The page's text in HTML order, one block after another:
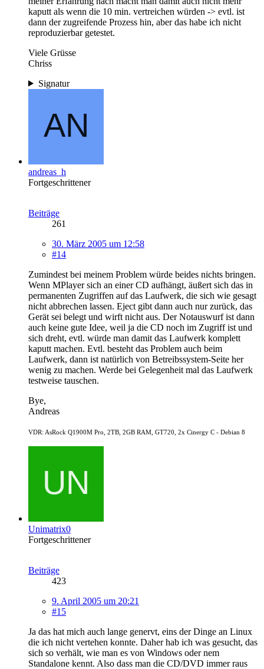
kaputt als wenn die 10 min. vertreichen würden -> evtl. ist
dann der zugreifende Prozess hin, aber das habe ich nicht
reproduzierbar getestet.
Viele Grüsse
Chriss
Signatur
andreas_h
Fortgeschrittener
Beiträge
261
30. März 2005 um 12:58
#14
Zumindest bei meinem Problem würde beides nichts bringen.
Wenn MPlayer sich an einer CD aufhängt, äußert sich das in
permanenten Zugriffen auf das Laufwerk, die sich wie gesagt
nicht abbrechen lassen. Eject gibt dann auch nur zurück, das
Gerät sei belegt und wirft nicht aus. Der Notauswurf ist dann
auch keine gute Idee, weil ja die CD noch im Zugriff ist und
sich dreht, evtl. würde man damit das Laufwerk komplett
kaputt machen. Evtl. besteht das Problem auch beim
Laufwerk, dann ist natürlich von Betreibssystem-Seite her
wenig zu machen. Werde bei Gelegenheit mal das Laufwerk
testweise tauschen.
Bye,
Andreas
VDR: AsRock Q1900M Pro, 2TB, 2GB RAM, GT720, 2x Cinergy C - Debian 8
Unimatrix0
Fortgeschrittener
Beiträge
423
9. April 2005 um 20:21
#15
Ja das hat mich auch lange genervt, eins der Dinge an Linux
die ich nicht vertehen konnte. Daher hab ich was gesucht, das
sich so verhält, wie man es von Windows oder nem
Standalone kennt. Also dass man die CD/DVD immer raus